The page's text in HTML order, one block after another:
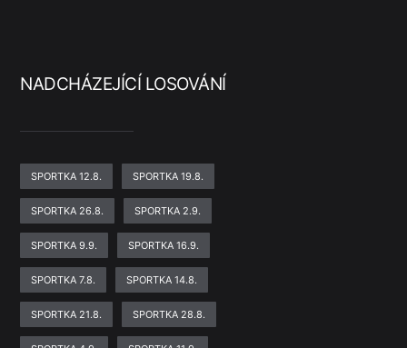
NADCHÁZEJÍCÍ LOSOVÁNÍ
SPORTKA 12.8. SPORTKA 19.8.
SPORTKA 26.8. SPORTKA 2.9.
SPORTKA 9.9. SPORTKA 16.9.
SPORTKA 7.8. SPORTKA 14.8.
SPORTKA 21.8. SPORTKA 28.8.